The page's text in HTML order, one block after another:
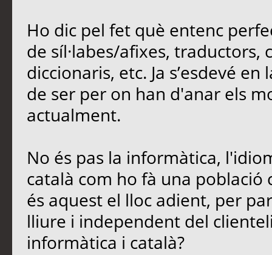
Ho dic pel fet què entenc
de síl·labes/afixes, traductors,
diccionaris, etc. Ja s’esdevé
de ser per on han d'anar els
actualment.
No és pas la informàtica,
català com ho fà una població
és aquest el lloc adient, per
lliure i independent del
informàtica i català?